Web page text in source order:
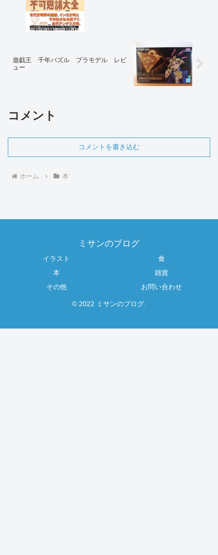
遊戯王 千年パズル プラモデル レビ
ュー
コメント
コメントを書き込む
ホーム 本
ミサンのブログ
イラスト
食
本
雑貨
その他
お問い合わせ
© 2022 ミサンのブログ.